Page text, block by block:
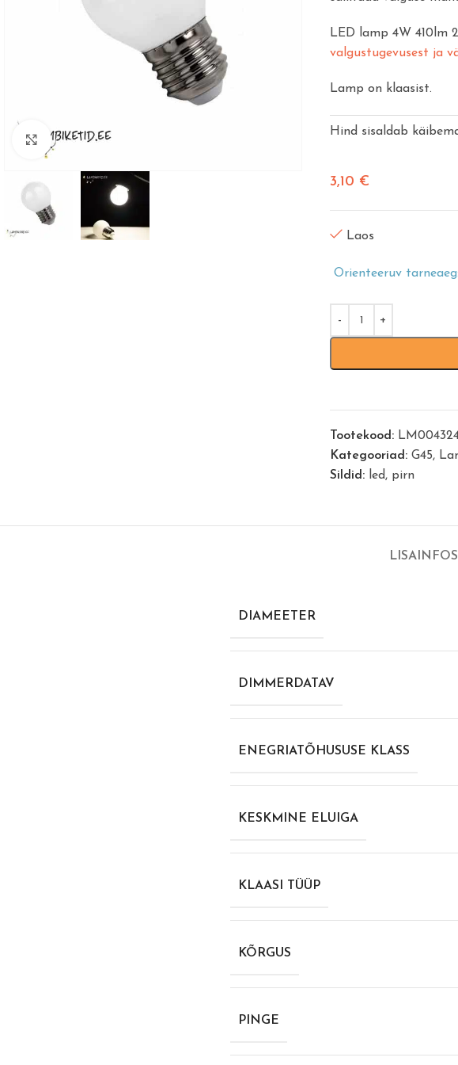
Vajuta suurendamiseks
LED lamp 4W 410lm
valgustugevusest ja
Lamp on klaasist.
Hind sisaldab
3,10 €
Laos
Orienteeruv
Tootekood:
Kategooriad: G45,
Sildid: led, pirn
LISAINFO
DIAMEETER
DIMMERDATAV
ENEGRIATÕHUSUSE KLASS
KESKMINE ELUIGA
KLAASI TÜÜP
KÕRGUS
PINGE